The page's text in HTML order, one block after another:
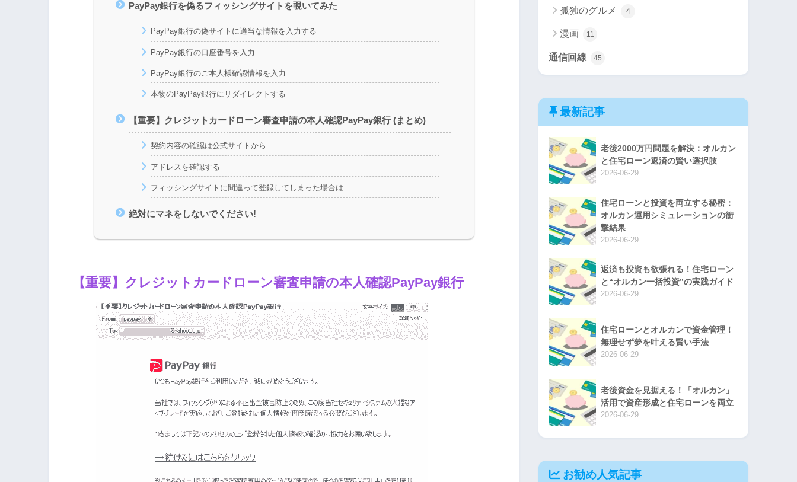
PayPay銀行を偽るフィッシングサイトを覗いてみた
PayPay銀行の偽サイトに適当な情報を入力する
PayPay銀行の口座番号を入力
PayPay銀行のご本人様確認情報を入力
本物のPayPay銀行にリダイレクトする
【重要】クレジットカードローン審査申請の本人確認PayPay銀行 (まとめ)
契約内容の確認は公式サイトから
アドレスを確認する
フィッシングサイトに間違って登録してしまった場合は
絶対にマネをしないでください!
【重要】クレジットカードローン審査申請の本人確認PayPay銀行
孤独のグルメ 4
漫画 11
通信回線 45
最新記事
老後2000万円問題を解決：オルカン
と住宅ローン返済の賢い選択肢
2026-06-29
住宅ローンと投資を両立する秘密：
オルカン運用シミュレーションの衝
撃結果
2026-06-29
返済も投資も欲張れる！住宅ローン
と“オルカン一括投資”の実践ガイド
2026-06-29
住宅ローンとオルカンで資金管理！
無理せず夢を叶える賢い手法
2026-06-29
老後資金を見据える！「オルカン」
活用で資産形成と住宅ローンを両立
2026-06-29
お勧め人気記事